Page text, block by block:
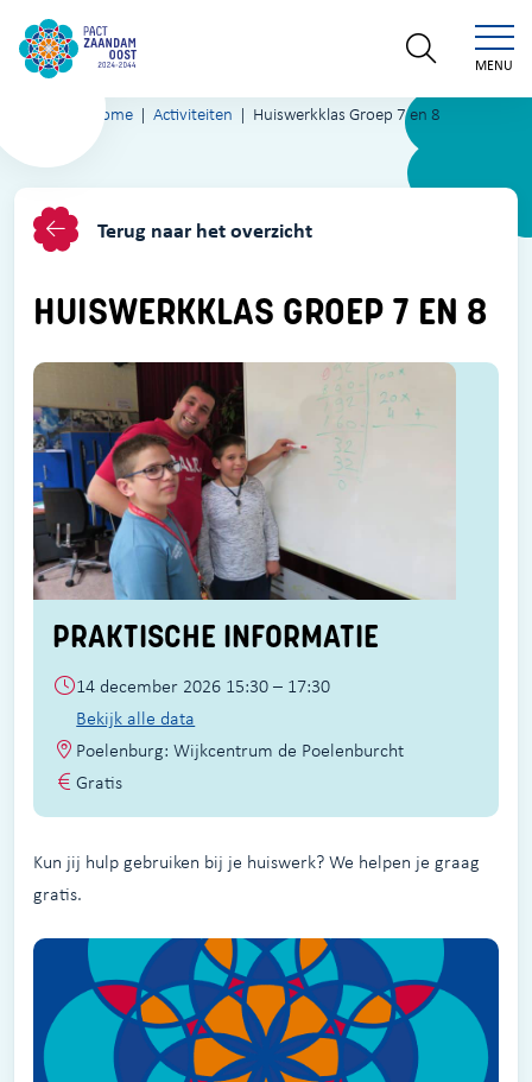
MENU
Home Activiteiten Huiswerkklas Groep 7 en 8
Terug naar het overzicht
HUISWERKKLAS GROEP 7 EN 8
PRAKTISCHE INFORMATIE
14 december 2026 15:30 – 17:30
Bekijk alle data
Poelenburg: Wijkcentrum de Poelenburcht
Gratis
Kun jij hulp gebruiken bij je huiswerk? We helpen je graag
gratis.